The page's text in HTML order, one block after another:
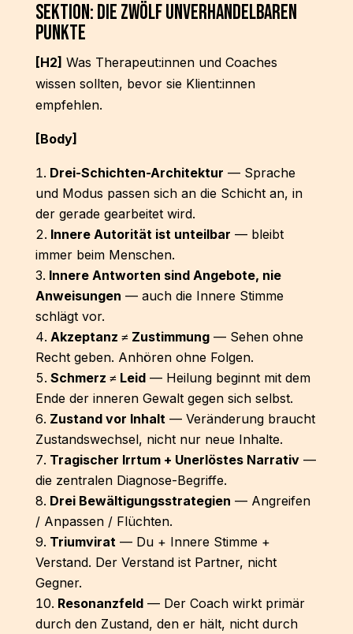
Sektion: Die zwölf unverhandelbaren
Punkte
[H2] Was Therapeut:innen und Coaches
wissen sollten, bevor sie Klient:innen
empfehlen.
[Body]
Drei-Schichten-Architektur — Sprache
und Modus passen sich an die Schicht an, in
der gerade gearbeitet wird.
Innere Autorität ist unteilbar — bleibt
immer beim Menschen.
Innere Antworten sind Angebote, nie
Anweisungen — auch die Innere Stimme
schlägt vor.
Akzeptanz ≠ Zustimmung — Sehen ohne
Recht geben. Anhören ohne Folgen.
Schmerz ≠ Leid — Heilung beginnt mit dem
Ende der inneren Gewalt gegen sich selbst.
Zustand vor Inhalt — Veränderung braucht
Zustandswechsel, nicht nur neue Inhalte.
Tragischer Irrtum + Unerlöstes Narrativ —
die zentralen Diagnose-Begriffe.
Drei Bewältigungsstrategien — Angreifen
/ Anpassen / Flüchten.
Triumvirat — Du + Innere Stimme +
Verstand. Der Verstand ist Partner, nicht
Gegner.
Resonanzfeld — Der Coach wirkt primär
durch den Zustand, den er hält, nicht durch